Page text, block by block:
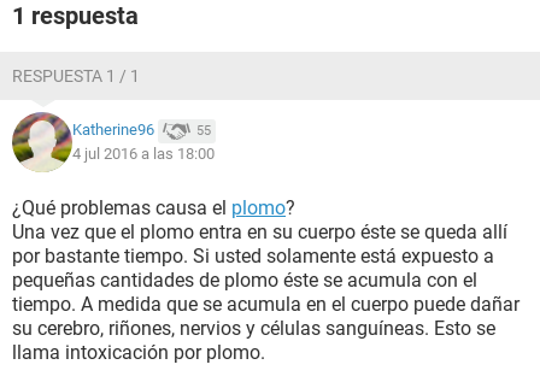
1 respuesta
RESPUESTA 1 / 1
Katherine96 55
4 jul 2016 a las 18:00
¿Qué problemas causa el plomo?
Una vez que el plomo entra en su cuerpo éste se queda allí
por bastante tiempo. Si usted solamente está expuesto a
pequeñas cantidades de plomo éste se acumula con el
tiempo. A medida que se acumula en el cuerpo puede dañar
su cerebro, riñones, nervios y células sanguíneas. Esto se
llama intoxicación por plomo.